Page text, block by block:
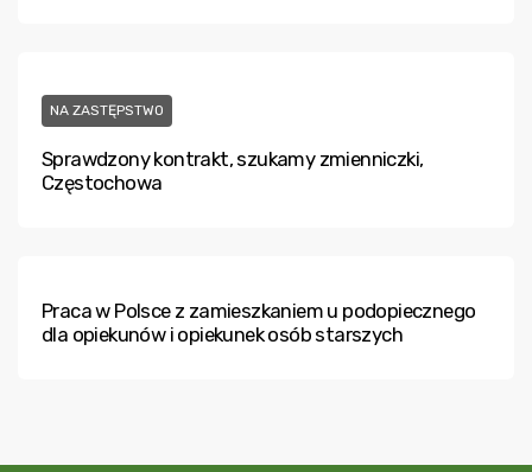
NA ZASTĘPSTWO
Sprawdzony kontrakt, szukamy zmienniczki,
Częstochowa
Praca w Polsce z zamieszkaniem u podopiecznego
dla opiekunów i opiekunek osób starszych